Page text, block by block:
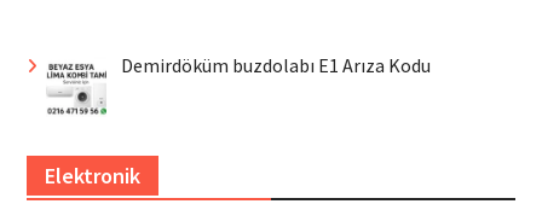
Demirdöküm buzdolabı E1 Arıza Kodu
Elektronik